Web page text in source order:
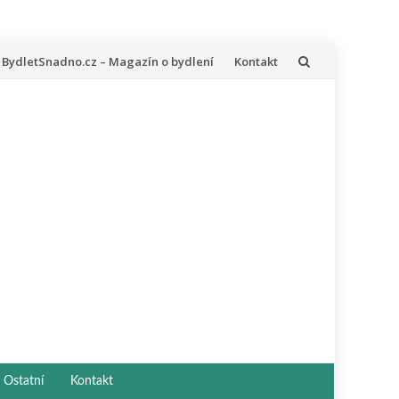
Přeskočit
BydletSnadno.cz – Magazín o bydlení Kontakt
Ostatní Kontakt